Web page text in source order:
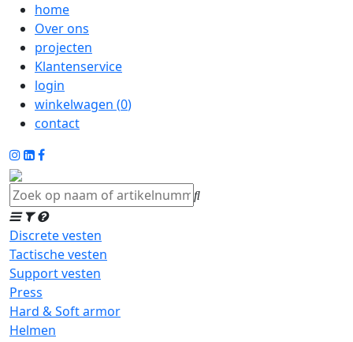
home
Over ons
projecten
Klantenservice
login
winkelwagen (0)
contact
Discrete vesten
Tactische vesten
Support vesten
Press
Hard & Soft armor
Helmen